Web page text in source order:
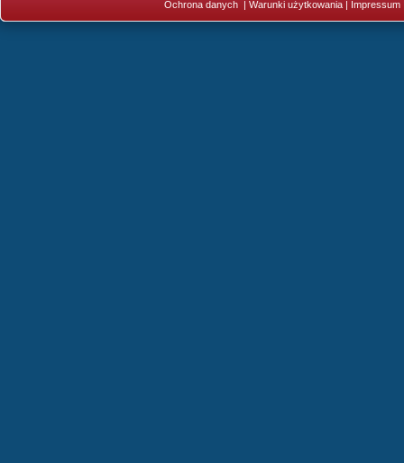
Ochrona danych | Warunki użytkowania | Impressum